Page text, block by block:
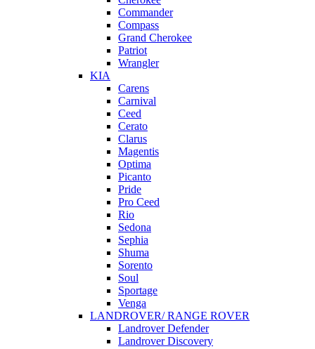
Commander
Compass
Grand Cherokee
Patriot
Wrangler
KIA
Carens
Carnival
Ceed
Cerato
Clarus
Magentis
Optima
Picanto
Pride
Pro Ceed
Rio
Sedona
Sephia
Shuma
Sorento
Soul
Sportage
Venga
LANDROVER/ RANGE ROVER
Landrover Defender
Landrover Discovery